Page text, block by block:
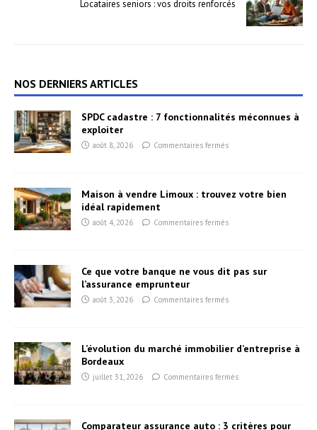
Locataires seniors : vos droits renforcés
NOS DERNIERS ARTICLES
SPDC cadastre : 7 fonctionnalités méconnues à
exploiter
août 8, 2026 Commentaires fermés
Maison à vendre Limoux : trouvez votre bien
idéal rapidement
août 4, 2026 Commentaires fermés
Ce que votre banque ne vous dit pas sur
l’assurance emprunteur
août 3, 2026 Commentaires fermés
L’évolution du marché immobilier d’entreprise à
Bordeaux
juillet 31, 2026 Commentaires fermés
Comparateur assurance auto : 3 critères pour